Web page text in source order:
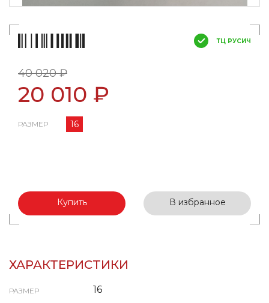
ТЦ РУСИЧ
40 020 ₽
20 010 ₽
РАЗМЕР 16
Купить В избранное
ХАРАКТЕРИСТИКИ
РАЗМЕР 16